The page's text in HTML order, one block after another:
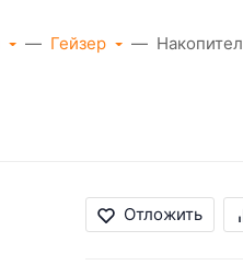
Гейзер
Отложить